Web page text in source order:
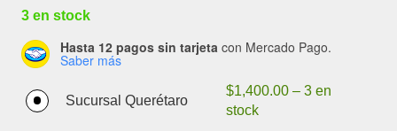
3 en stock
Hasta 12 pagos sin tarjeta con Mercado Pago.
Saber más
Sucursal Querétaro
$1,400.00– 3 en
stock